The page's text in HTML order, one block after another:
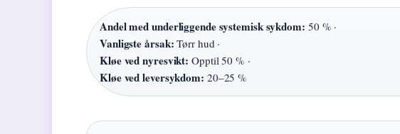
Andel med underliggende systemisk sykdom: 50 % ·
Vanligste årsak: Tørr hud ·
Kløe ved nyresvikt: Opptil 50 % ·
Kløe ved leversykdom: 20–25 %